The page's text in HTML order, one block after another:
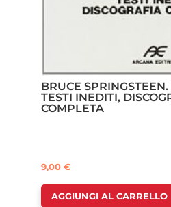
BRUCE
TESTI INEDITI,
COMPLETA
9,00 €
AGGIUNGI AL CARRELLO